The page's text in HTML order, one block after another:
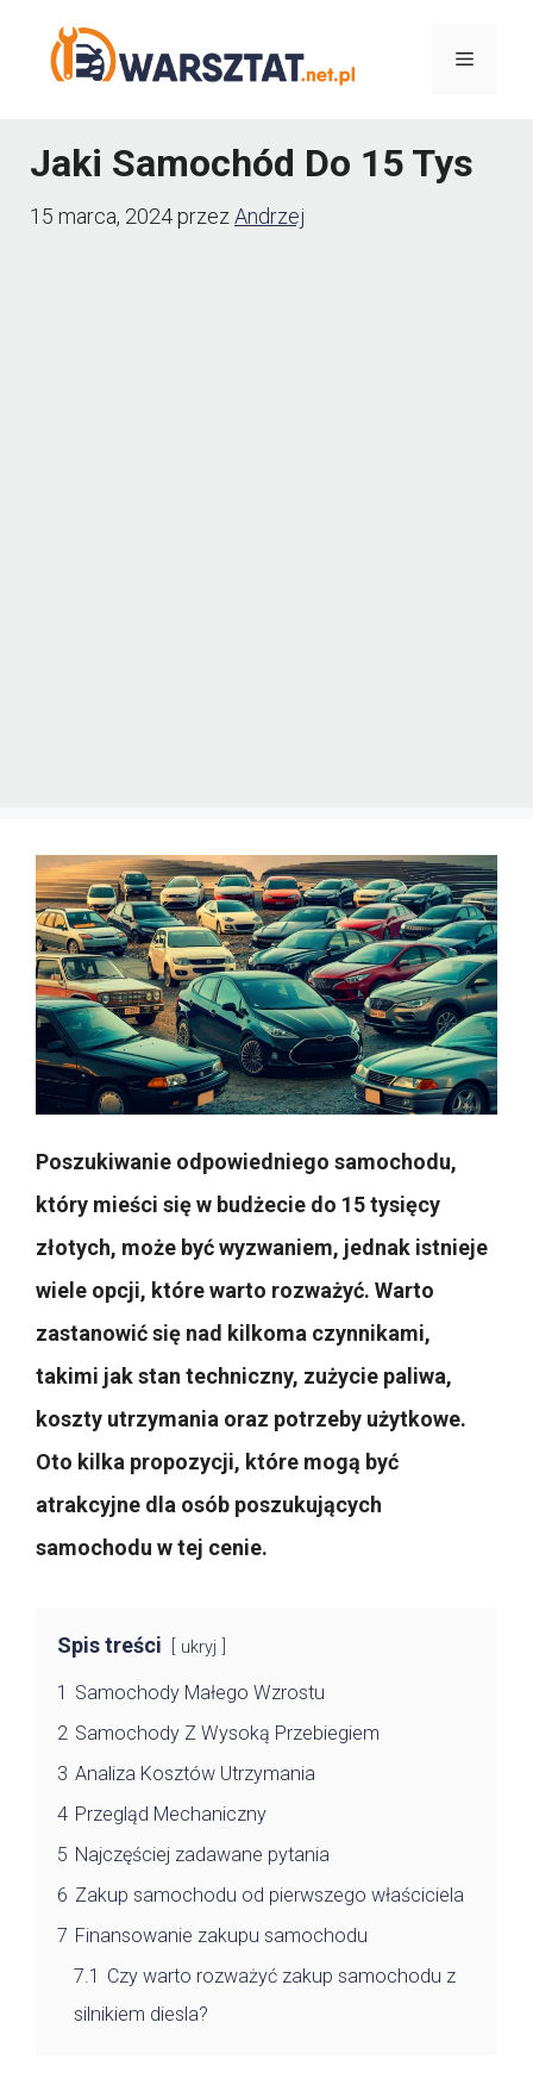
Menu
Jaki Samochód Do 15 Tys
15 marca, 2024przez Andrzej
Poszukiwanie odpowiedniego samochodu,
który mieści się w budżecie do 15 tysięcy
złotych, może być wyzwaniem, jednak istnieje
wiele opcji, które warto rozważyć. Warto
zastanowić się nad kilkoma czynnikami,
takimi jak stan techniczny, zużycie paliwa,
koszty utrzymania oraz potrzeby użytkowe.
Oto kilka propozycji, które mogą być
atrakcyjne dla osób poszukujących
samochodu w tej cenie.
Spis treści ukryj
1 Samochody Małego Wzrostu
2 Samochody Z Wysoką Przebiegiem
3 Analiza Kosztów Utrzymania
4 Przegląd Mechaniczny
5 Najczęściej zadawane pytania
6 Zakup samochodu od pierwszego właściciela
7 Finansowanie zakupu samochodu
7.1 Czy warto rozważyć zakup samochodu z
silnikiem diesla?